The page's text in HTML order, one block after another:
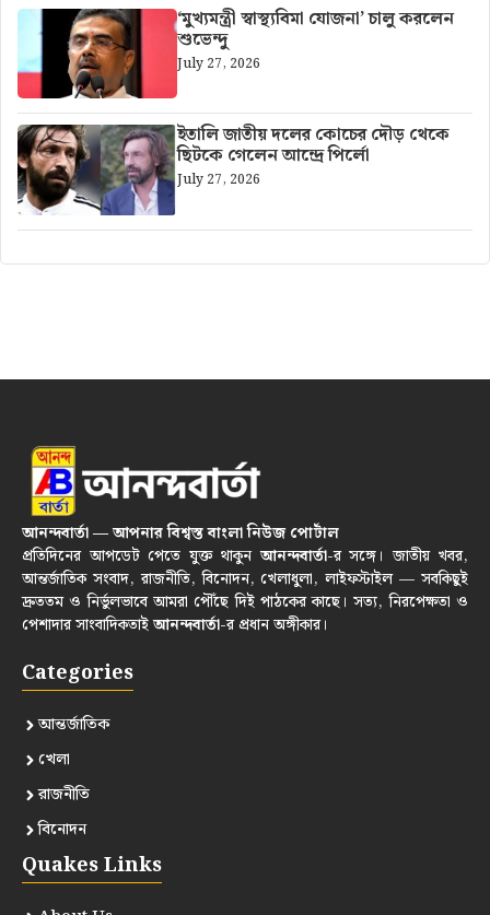
‘মুখ্যমন্ত্রী স্বাস্থ্যবিমা যোজনা’ চালু করলেন
শুভেন্দু
July 27, 2026
ইতালি জাতীয় দলের কোচের দৌড় থেকে
ছিটকে গেলেন আন্দ্রে পির্লো
July 27, 2026
আনন্দবার্তা — আপনার বিশ্বস্ত বাংলা নিউজ পোর্টাল
প্রতিদিনের আপডেট পেতে যুক্ত থাকুনআনন্দবার্তা-র সঙ্গে। জাতীয় খবর,
আন্তর্জাতিক সংবাদ, রাজনীতি, বিনোদন, খেলাধুলা, লাইফস্টাইল — সবকিছুই
দ্রুততম ও নির্ভুলভাবে আমরা পৌঁছে দিই পাঠকের কাছে। সত্য, নিরপেক্ষতা ও
পেশাদার সাংবাদিকতাইআনন্দবার্তা-র প্রধান অঙ্গীকার।
Categories
আন্তর্জাতিক
খেলা
রাজনীতি
বিনোদন
Quakes Links